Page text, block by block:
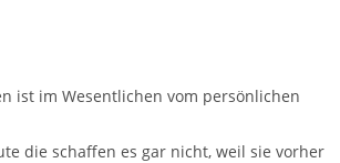
ist im Wesentlichen vom persönlichen
die schaffen es gar nicht, weil sie vorher